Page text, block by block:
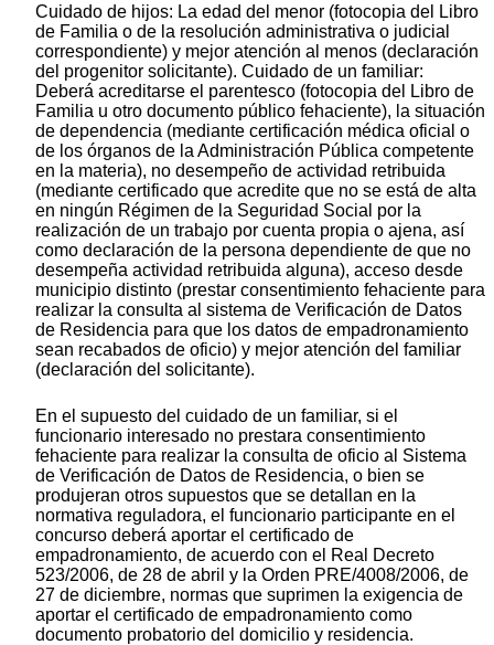
Cuidado de hijos: La edad del menor (fotocopia del Libro
de Familia o de la resolución administrativa o judicial
correspondiente) y mejor atención al menos (declaración
del progenitor solicitante). Cuidado de un familiar:
Deberá acreditarse el parentesco (fotocopia del Libro de
Familia u otro documento público fehaciente), la situación
de dependencia (mediante certificación médica oficial o
de los órganos de la Administración Pública competente
en la materia), no desempeño de actividad retribuida
(mediante certificado que acredite que no se está de alta
en ningún Régimen de la Seguridad Social por la
realización de un trabajo por cuenta propia o ajena, así
como declaración de la persona dependiente de que no
desempeña actividad retribuida alguna), acceso desde
municipio distinto (prestar consentimiento fehaciente para
realizar la consulta al sistema de Verificación de Datos
de Residencia para que los datos de empadronamiento
sean recabados de oficio) y mejor atención del familiar
(declaración del solicitante).
En el supuesto del cuidado de un familiar, si el
funcionario interesado no prestara consentimiento
fehaciente para realizar la consulta de oficio al Sistema
de Verificación de Datos de Residencia, o bien se
produjeran otros supuestos que se detallan en la
normativa reguladora, el funcionario participante en el
concurso deberá aportar el certificado de
empadronamiento, de acuerdo con el Real Decreto
523/2006, de 28 de abril y la Orden PRE/4008/2006, de
27 de diciembre, normas que suprimen la exigencia de
aportar el certificado de empadronamiento como
documento probatorio del domicilio y residencia.